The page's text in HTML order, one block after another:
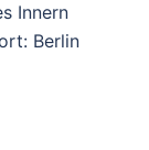
Innern
Berlin